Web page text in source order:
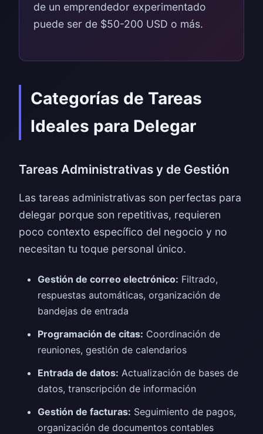
de un emprendedor experimentado
puede ser de $50-200 USD o más.
Categorías de Tareas
Ideales para Delegar
Tareas Administrativas y de Gestión
Las tareas administrativas son perfectas para
delegar porque son repetitivas, requieren
poco contexto específico del negocio y no
necesitan tu toque personal único.
Gestión de correo electrónico: Filtrado,
respuestas automáticas, organización de
bandejas de entrada
Programación de citas: Coordinación de
reuniones, gestión de calendarios
Entrada de datos: Actualización de bases de
datos, transcripción de información
Gestión de facturas: Seguimiento de pagos,
organización de documentos contables